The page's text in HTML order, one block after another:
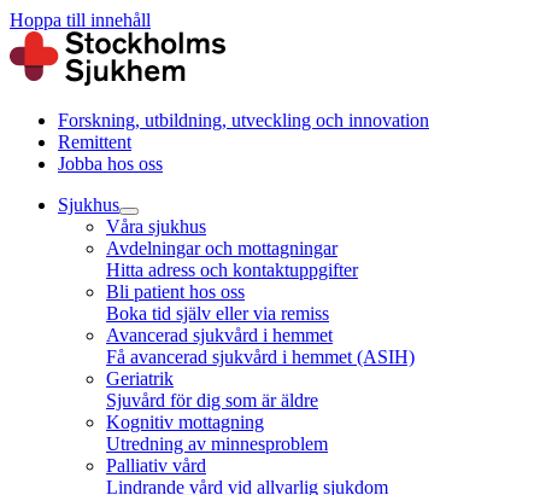
Hoppa till innehåll
Forskning, utbildning, utveckling och innovation
Remittent
Jobba hos oss
Sjukhus
Våra sjukhus
Avdelningar och mottagningar
Hitta adress och kontaktuppgifter
Bli patient hos oss
Boka tid själv eller via remiss
Avancerad sjukvård i hemmet
Få avancerad sjukvård i hemmet (ASIH)
Geriatrik
Sjuvård för dig som är äldre
Kognitiv mottagning
Utredning av minnesproblem
Palliativ vård
Lindrande vård vid allvarlig sjukdom